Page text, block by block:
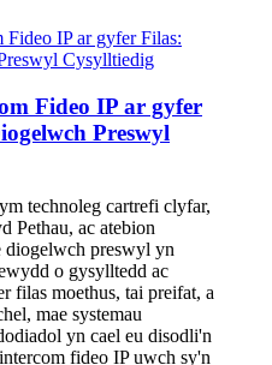
Fideo IP ar gyfer
Preswyl
technoleg cartrefi clyfar,
Pethau, ac atebion
diogelwch preswyl yn
o gysylltedd ac
filas moethus, tai preifat, a
mae systemau
yn cael eu disodli'n
fideo IP uwch sy'n